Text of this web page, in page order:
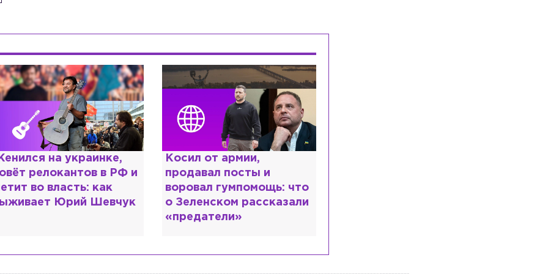
от армии,
посты и
гумпомощь: что
Зеленском рассказали
Рыдает из-за мужа, но
опять флиртует с
Лазаревым: как Лера
Кудрявцева сходит с
ума